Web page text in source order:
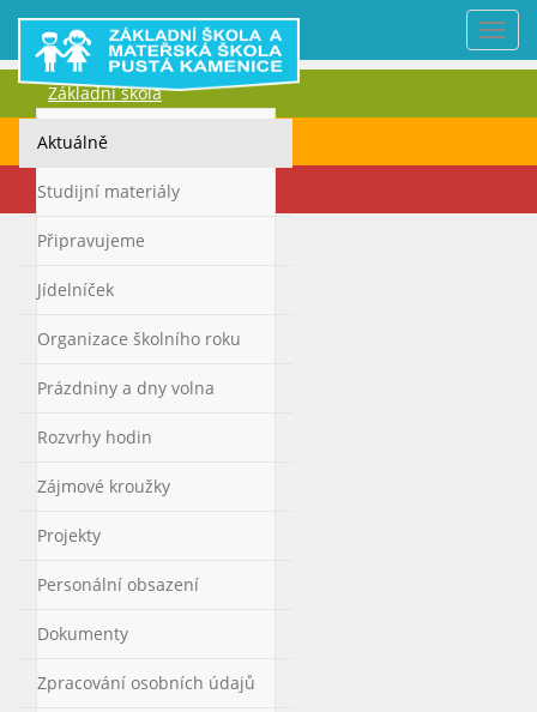
Základní škola
Mateřská škola
Kontakty
Aktuálně
Studijní materiály
Připravujeme
Jídelníček
Organizace školního roku
Prázdniny a dny volna
Rozvrhy hodin
Zájmové kroužky
Projekty
Personální obsazení
Dokumenty
Zpracování osobních údajů